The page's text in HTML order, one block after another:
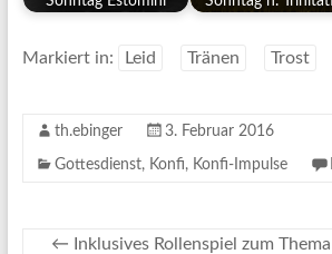
Markiert in: Leid Tränen Trost
th.ebinger 3. Februar 2016
Gottesdienst, Konfi, Konfi-Impulse
← Inklusives Rollenspiel zum